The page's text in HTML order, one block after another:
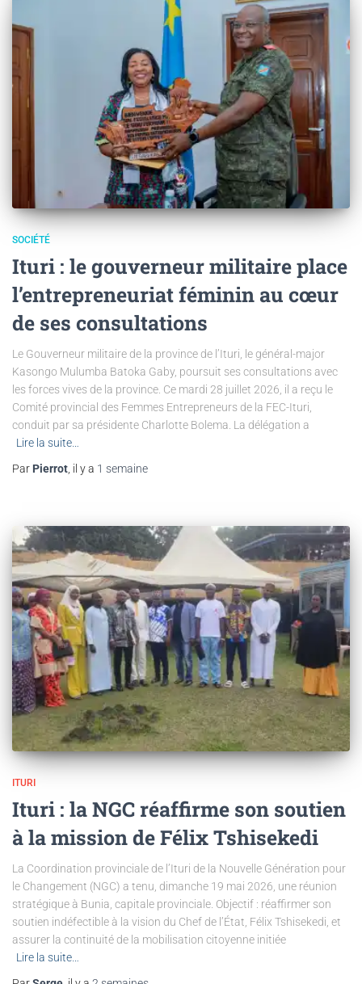
SOCIÉTÉ
Ituri : le gouverneur militaire place
l’entrepreneuriat féminin au cœur
de ses consultations
Le Gouverneur militaire de la province de l’Ituri, le général-major
Kasongo Mulumba Batoka Gaby, poursuit ses consultations avec
les forces vives de la province. Ce mardi 28 juillet 2026, il a reçu le
Comité provincial des Femmes Entrepreneurs de la FEC-Ituri,
conduit par sa présidente Charlotte Bolema. La délégation a
Lire la suite…
Par Pierrot, il y a 1 semaine
ITURI
Ituri : la NGC réaffirme son soutien
à la mission de Félix Tshisekedi
La Coordination provinciale de l’Ituri de la Nouvelle Génération pour
le Changement (NGC) a tenu, dimanche 19 mai 2026, une réunion
stratégique à Bunia, capitale provinciale. Objectif : réaffirmer son
soutien indéfectible à la vision du Chef de l’État, Félix Tshisekedi, et
assurer la continuité de la mobilisation citoyenne initiée
Lire la suite…